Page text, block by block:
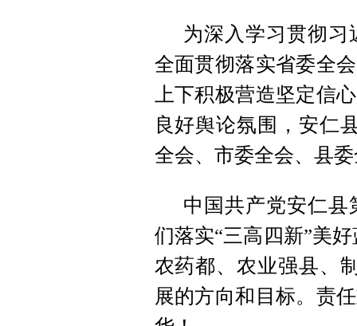
为深入学习贯彻
全面贯彻落实省委全
上下积极营造坚定信
良好舆论氛围，安仁
全会、市委全会、县
中国共产党安仁
们落实“三高四新”美
农药都、农业强县、
展的方向和目标。责